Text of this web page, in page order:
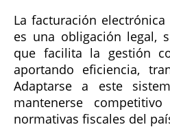
La facturación
es una obligación legal,
que facilita la gestión
aportando eficiencia,
Adaptarse a este
mantenerse
normativas fiscales del